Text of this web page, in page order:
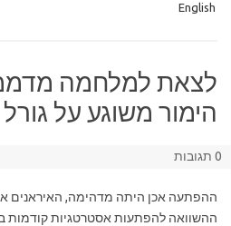
English
לצאת למלחמה
הימור משוגע על גורל
0 תגובות
ההפתעה אכן היתה מדהימה, האיראנים
ההשוואה להפתעות אסטרטגיות קודמות